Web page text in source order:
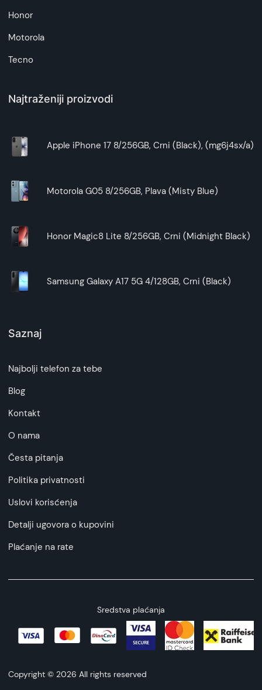
Honor
Motorola
Tecno
Najtraženiji proizvodi
Apple iPhone 17 8/256GB, Crni (Black), (mg6j4sx/a)
Motorola G05 8/256GB, Plava (Misty Blue)
Honor Magic8 Lite 8/256GB, Crni (Midnight Black)
Samsung Galaxy A17 5G 4/128GB, Crni (Black)
Saznaj
Najbolji telefon za tebe
Blog
Kontakt
O nama
Česta pitanja
Politika privatnosti
Uslovi korisćenja
Detalji ugovora o kupovini
Plaćanje na rate
Copyright © 2026 All rights reserved
Sredstva plaćanja